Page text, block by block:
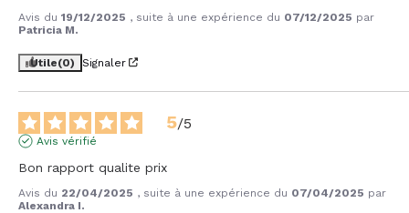
Avis du 19/12/2025 , suite à une expérience du 07/12/2025 par
Patricia M.
Utile(0) Signaler
5/5
Avis vérifié
Bon rapport qualite prix
Avis du 22/04/2025 , suite à une expérience du 07/04/2025 par
Alexandra I.